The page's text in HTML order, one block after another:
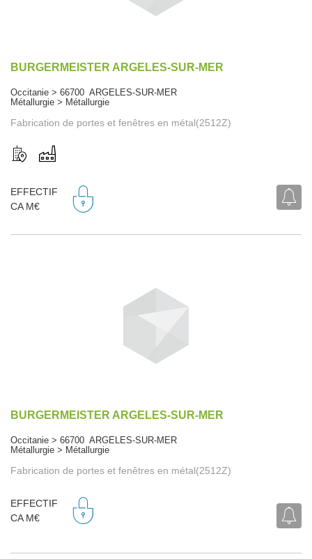
BURGERMEISTER ARGELES-SUR-MER
Occitanie > 66700 ARGELES-SUR-MER
Métallurgie > Métallurgie
Fabrication de portes et fenêtres en métal(2512Z)
EFFECTIF
CA M€
BURGERMEISTER ARGELES-SUR-MER
Occitanie > 66700 ARGELES-SUR-MER
Métallurgie > Métallurgie
Fabrication de portes et fenêtres en métal(2512Z)
EFFECTIF
CA M€